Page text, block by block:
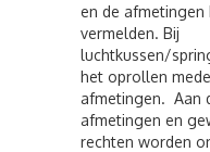
en de
vermelden. Bij
luchtkussen/
het oprollen
afmetingen. Aan
afmetingen en
rechten worden